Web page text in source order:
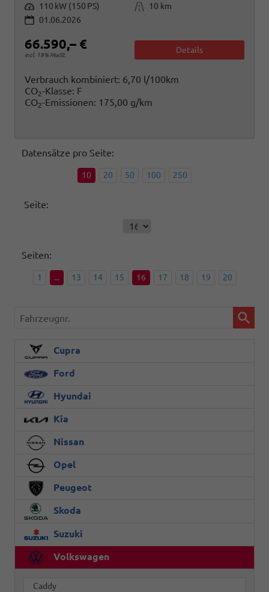
Leistung 110 kW (150 PS) Kilometerstand
10 km
01.06.2026
66.590,– €
incl. 19% MwSt.
Details
Verbrauch kombiniert: 6,70 l/100km
CO2-Klasse: F
CO2-Emissionen: 175,00 g/km
Datensätze pro Seite:
10 20 50 100 250
Seite:
Seiten:
1 ... 13 14 15 16 17 18 19 20
Fahrzeugnr.
Cupra
Ford
Hyundai
Kia
Nissan
Opel
Peugeot
Skoda
Suzuki
Volkswagen
Caddy